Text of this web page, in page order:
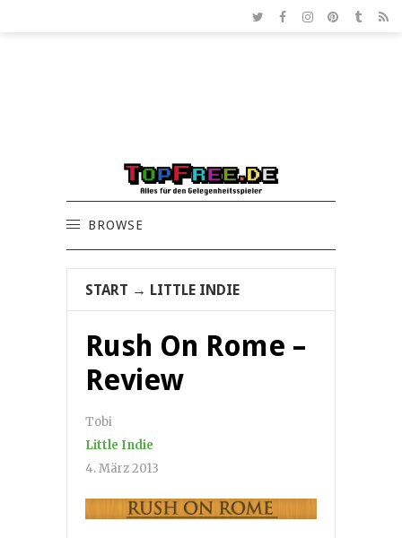
BROWSE
START → LITTLE INDIE
Rush On Rome –
Review
Tobi
Little Indie
4. März 2013